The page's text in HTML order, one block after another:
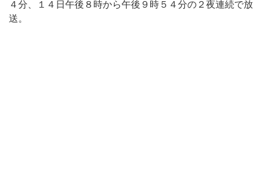
４分、１４日午後８時から午後９時５４分の２夜連続で放
送。